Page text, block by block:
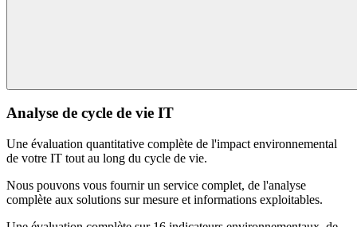
Analyse de cycle de vie IT
Une évaluation quantitative complète de l'impact environnemental
de votre IT tout au long du cycle de vie.
Nous pouvons vous fournir un service complet, de l'analyse
complète aux solutions sur mesure et informations exploitables.